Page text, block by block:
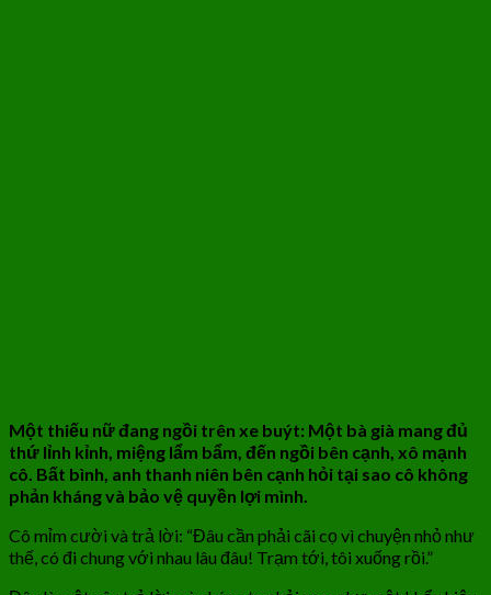
Một thiếu nữ đang ngồi trên xe buýt: Một bà già mang đủ
thứ lỉnh kỉnh, miệng lẩm bẩm, đến ngồi bên cạnh, xô mạnh
cô. Bất bình, anh thanh niên bên cạnh hỏi tại sao cô không
phản kháng và bảo vệ quyền lợi mình.
Cô mỉm cười và trả lời: “Đâu cần phải cãi cọ vì chuyện nhỏ như
thế, có đi chung với nhau lâu đâu! Trạm tới, tôi xuống rồi.”